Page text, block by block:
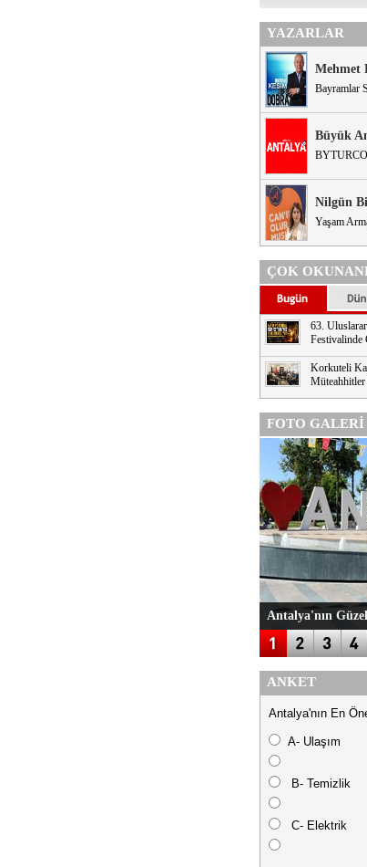
YAZARLAR
Mehmet
Bayramlar
Büyük
Nilgün
Yaşam
ÇOK
63.
Festivalinde
Korkuteli
Müteahhitler
FOTO GALERİ
Antalya'nın
ANKET
Antalya'nın En
A- Ulaşım
B- Temizlik
C- Elektrik